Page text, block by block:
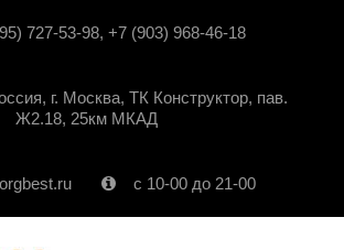
727-53-98, +7 (903) 968-46-18
, г. Москва, ТК Конструктор, пав.
Ж2.18, 25км МКАД
с 10-00 до 21-00